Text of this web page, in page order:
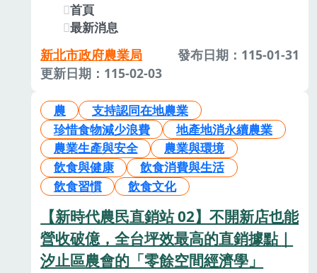
首頁
最新消息
新北市政府農業局
發布日期：115-01-31
更新日期：115-02-03
農
支持認同在地農業
珍惜食物減少浪費
地產地消永續農業
農業生產與安全
農業與環境
飲食與健康
飲食消費與生活
飲食習慣
飲食文化
【新時代農民直銷站 02】不開新店也能
營收破億，全台坪效最高的直銷據點｜
汐止區農會的「零餘空間經濟學」